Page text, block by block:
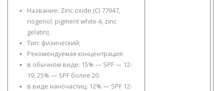
Название: Zinc oxide (CI 77947,
nogenol, pigment white 4, zinc
gelatin);
Тип: физический;
Рекомендуемая концентрация:
в обычном виде: 15% — SPF — 12-
19, 25% — SPF более 20.
в виде наночастиц: 12% — SPF 12-